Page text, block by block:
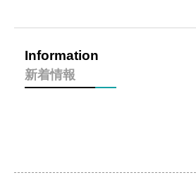
Information
新着情報